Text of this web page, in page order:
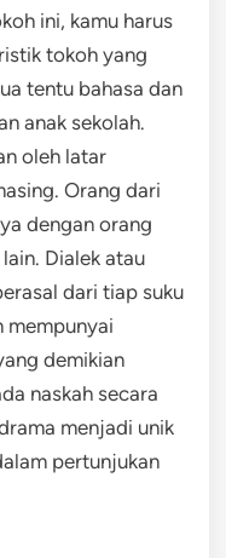
ini, kamu harus
tokoh yang
tentu bahasa dan
anak sekolah.
oleh latar
Orang dari
dengan orang
Dialek atau
dari tiap suku
mempunyai
demikian
naskah secara
menjadi unik
pertunjukan